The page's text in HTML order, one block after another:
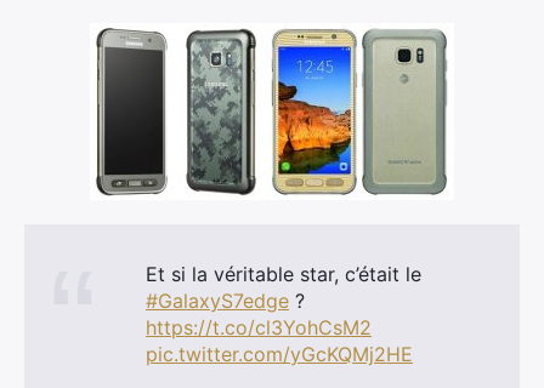
Et si la véritable star, c’était le
#GalaxyS7edge ?
https://t.co/cl3YohCsM2
pic.twitter.com/yGcKQMj2HE